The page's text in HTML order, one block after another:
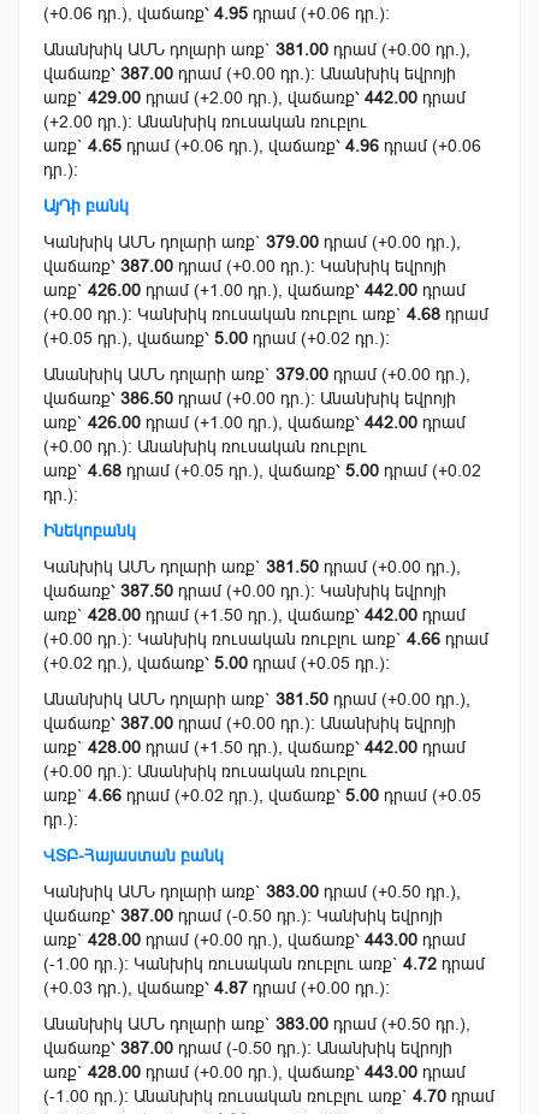
(+0.06 դր.), վաճառք՝ 4.95 դրամ (+0.06 դր.):
Անանխիկ ԱՄՆ դոլարի առք` 381.00 դրամ (+0.00 դր.),
վաճառք՝ 387.00 դրամ (+0.00 դր.): Անանխիկ եվրոյի
առք` 429.00 դրամ (+2.00 դր.), վաճառք՝ 442.00 դրամ
(+2.00 դր.): Անանխիկ ռուսական ռուբլու
առք` 4.65 դրամ (+0.06 դր.), վաճառք՝ 4.96 դրամ (+0.06
դր.):
ԱյԴի բանկ
Կանխիկ ԱՄՆ դոլարի առք` 379.00 դրամ (+0.00 դր.),
վաճառք՝ 387.00 դրամ (+0.00 դր.): Կանխիկ եվրոյի
առք` 426.00 դրամ (+1.00 դր.), վաճառք՝ 442.00 դրամ
(+0.00 դր.): Կանխիկ ռուսական ռուբլու առք` 4.68 դրամ
(+0.05 դր.), վաճառք՝ 5.00 դրամ (+0.02 դր.):
Անանխիկ ԱՄՆ դոլարի առք` 379.00 դրամ (+0.00 դր.),
վաճառք՝ 386.50 դրամ (+0.00 դր.): Անանխիկ եվրոյի
առք` 426.00 դրամ (+1.00 դր.), վաճառք՝ 442.00 դրամ
(+0.00 դր.): Անանխիկ ռուսական ռուբլու
առք` 4.68 դրամ (+0.05 դր.), վաճառք՝ 5.00 դրամ (+0.02
դր.):
Ինեկոբանկ
Կանխիկ ԱՄՆ դոլարի առք` 381.50 դրամ (+0.00 դր.),
վաճառք՝ 387.50 դրամ (+0.00 դր.): Կանխիկ եվրոյի
առք` 428.00 դրամ (+1.50 դր.), վաճառք՝ 442.00 դրամ
(+0.00 դր.): Կանխիկ ռուսական ռուբլու առք` 4.66 դրամ
(+0.02 դր.), վաճառք՝ 5.00 դրամ (+0.05 դր.):
Անանխիկ ԱՄՆ դոլարի առք` 381.50 դրամ (+0.00 դր.),
վաճառք՝ 387.00 դրամ (+0.00 դր.): Անանխիկ եվրոյի
առք` 428.00 դրամ (+1.50 դր.), վաճառք՝ 442.00 դրամ
(+0.00 դր.): Անանխիկ ռուսական ռուբլու
առք` 4.66 դրամ (+0.02 դր.), վաճառք՝ 5.00 դրամ (+0.05
դր.):
ՎՏԲ-Հայաստան բանկ
Կանխիկ ԱՄՆ դոլարի առք` 383.00 դրամ (+0.50 դր.),
վաճառք՝ 387.00 դրամ (-0.50 դր.): Կանխիկ եվրոյի
առք` 428.00 դրամ (+0.00 դր.), վաճառք՝ 443.00 դրամ
(-1.00 դր.): Կանխիկ ռուսական ռուբլու առք` 4.72 դրամ
(+0.03 դր.), վաճառք՝ 4.87 դրամ (+0.00 դր.):
Անանխիկ ԱՄՆ դոլարի առք` 383.00 դրամ (+0.50 դր.),
վաճառք՝ 387.00 դրամ (-0.50 դր.): Անանխիկ եվրոյի
առք` 428.00 դրամ (+0.00 դր.), վաճառք՝ 443.00 դրամ
(-1.00 դր.): Անանխիկ ռուսական ռուբլու առք` 4.70 դրամ